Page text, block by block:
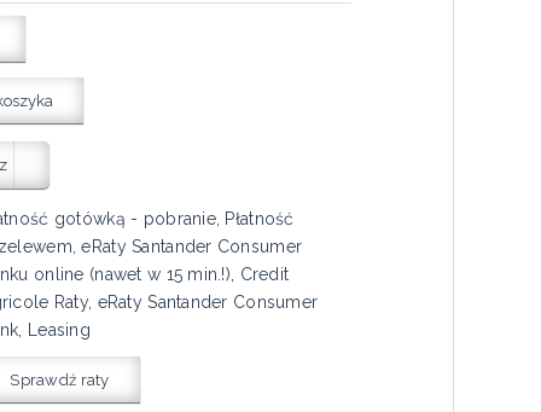
gotówką - pobranie, Płatność
eRaty Santander Consumer
online (nawet w 15 min.!), Credit
Raty, eRaty Santander Consumer
Leasing
Sprawdź raty